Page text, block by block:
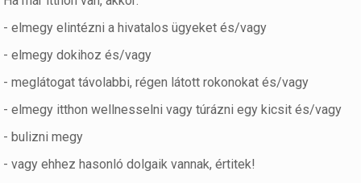
- elmegy elintézni a hivatalos ügyeket és/vagy
- elmegy dokihoz és/vagy
- meglátogat távolabbi, régen látott rokonokat és/vagy
- elmegy itthon wellnesselni vagy túrázni egy kicsit és/vagy
- bulizni megy
- vagy ehhez hasonló dolgaik vannak, értitek!